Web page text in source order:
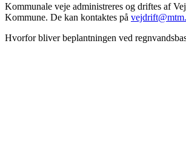
Kommunale veje administreres og driftes af
Kommune. De kan kontaktes på
Hvorfor bliver beplantningen ved